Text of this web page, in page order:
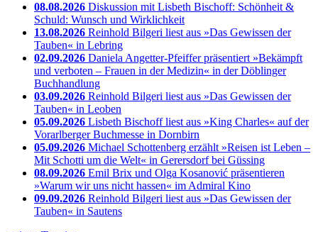
08.08.2026 Diskussion mit Lisbeth Bischoff: Schönheit &
Schuld: Wunsch und Wirklichkeit
13.08.2026 Reinhold Bilgeri liest aus »Das Gewissen der
Tauben« in Lebring
02.09.2026 Daniela Angetter-Pfeiffer präsentiert »Bekämpft
und verboten – Frauen in der Medizin« in der Döblinger
Buchhandlung
03.09.2026 Reinhold Bilgeri liest aus »Das Gewissen der
Tauben« in Leoben
05.09.2026 Lisbeth Bischoff liest aus »King Charles« auf der
Vorarlberger Buchmesse in Dornbirn
05.09.2026 Michael Schottenberg erzählt »Reisen ist Leben –
Mit Schotti um die Welt« in Gerersdorf bei Güssing
08.09.2026 Emil Brix und Olga Kosanović präsentieren
»Warum wir uns nicht hassen« im Admiral Kino
09.09.2026 Reinhold Bilgeri liest aus »Das Gewissen der
Tauben« in Sautens